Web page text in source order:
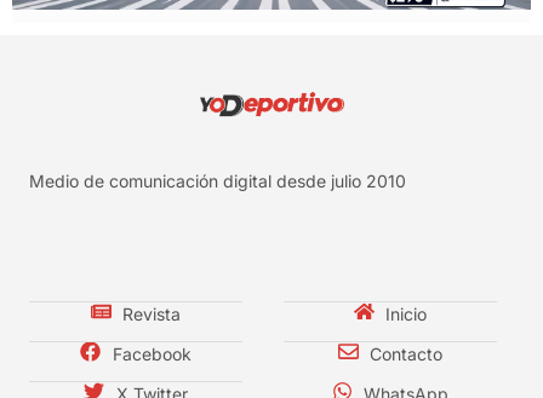
Medio de comunicación digital desde julio 2010
Revista
Facebook
Inicio
Contacto